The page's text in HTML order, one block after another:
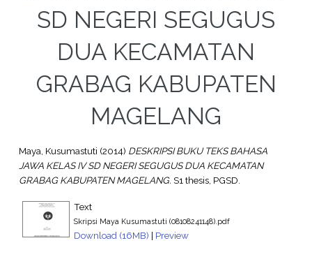
SD NEGERI SEGUGUS
DUA KECAMATAN
GRABAG KABUPATEN
MAGELANG
Maya, Kusumastuti (2014) DESKRIPSI BUKU TEKS BAHASA
JAWA KELAS IV SD NEGERI SEGUGUS DUA KECAMATAN
GRABAG KABUPATEN MAGELANG. S1 thesis, PGSD.
Text
Skripsi Maya Kusumastuti (08108241148).pdf
Download (16MB) | Preview